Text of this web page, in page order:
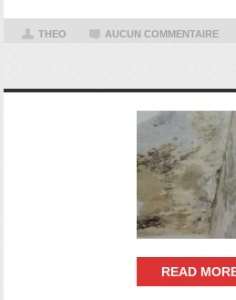
THEO AUCUN COMMENTAIRE
READ